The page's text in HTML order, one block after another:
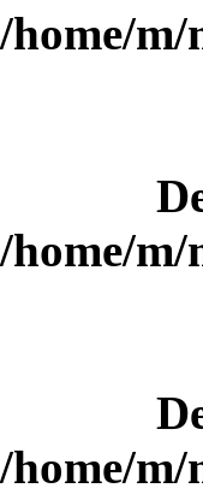
/home/m/
/home/m/
/home/m/